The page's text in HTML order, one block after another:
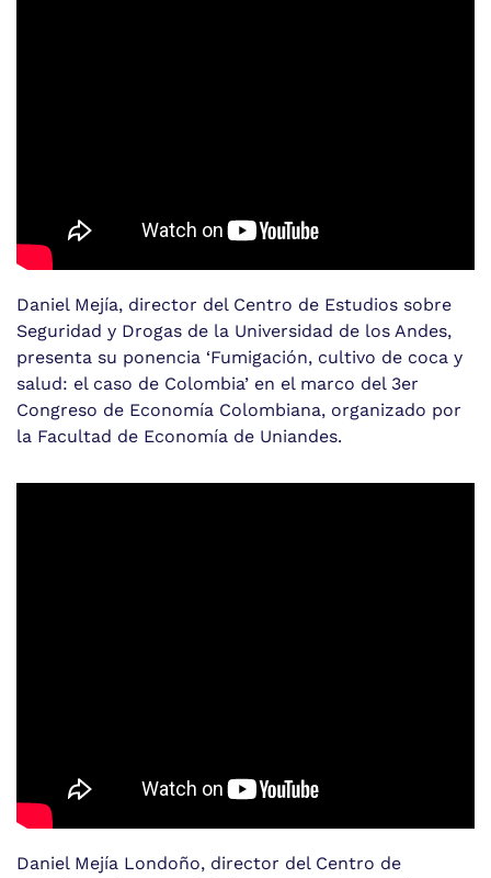
Daniel Mejía, director del Centro de Estudios sobre
Seguridad y Drogas de la Universidad de los Andes,
presenta su ponencia ‘Fumigación, cultivo de coca y
salud: el caso de Colombia’ en el marco del 3er
Congreso de Economía Colombiana, organizado por
la Facultad de Economía de Uniandes.
Daniel Mejía Londoño, director del Centro de